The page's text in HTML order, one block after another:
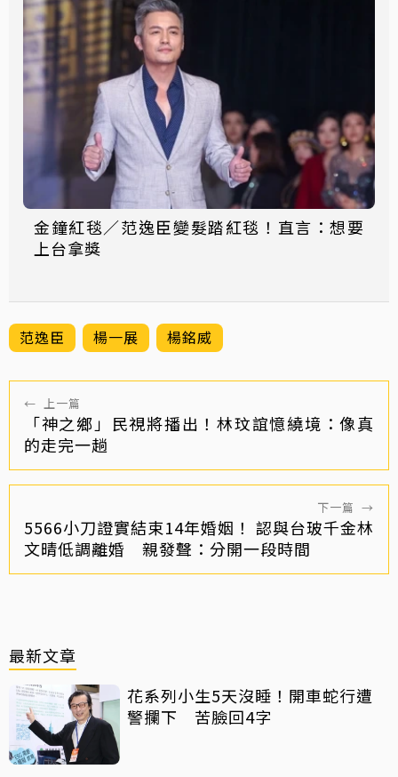
金鐘紅毯／范逸臣變髮踏紅毯！直言：想要
上台拿獎
范逸臣 楊一展 楊銘威
← 上一篇
「神之鄉」民視將播出！林玟誼憶繞境：像真
的走完一趟
下一篇 →
5566小刀證實結束14年婚姻！ 認與台玻千金林
文晴低調離婚 親發聲：分開一段時間
最新文章
花系列小生5天沒睡！開車蛇行遭
警攔下 苦臉回4字